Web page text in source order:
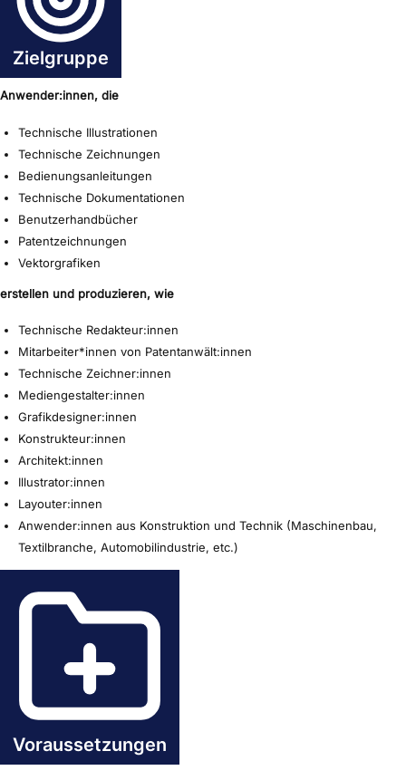
Zielgruppe
Anwender:innen, die
Technische Illustrationen
Technische Zeichnungen
Bedienungsanleitungen
Technische Dokumentationen
Benutzerhandbücher
Patentzeichnungen
Vektorgrafiken
erstellen und produzieren, wie
Technische Redakteur:innen
Mitarbeiter*innen von Patentanwält:innen
Technische Zeichner:innen
Mediengestalter:innen
Grafikdesigner:innen
Konstrukteur:innen
Architekt:innen
Illustrator:innen
Layouter:innen
Anwender:innen aus Konstruktion und Technik (Maschinenbau,
Textilbranche, Automobilindustrie, etc.)
Voraussetzungen